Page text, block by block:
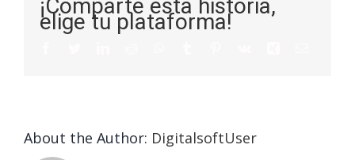
¡Comparte esta historia,
elige tu plataforma!
About the Author: DigitalsoftUser